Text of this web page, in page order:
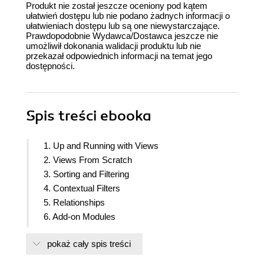
Produkt nie został jeszcze oceniony pod kątem
ułatwień dostępu lub nie podano żadnych informacji o
ułatwieniach dostępu lub są one niewystarczające.
Prawdopodobnie Wydawca/Dostawca jeszcze nie
umożliwił dokonania walidacji produktu lub nie
przekazał odpowiednich informacji na temat jego
dostępności.
Spis treści ebooka
1. Up and Running with Views
2. Views From Scratch
3. Sorting and Filtering
4. Contextual Filters
5. Relationships
6. Add-on Modules
8. Customizing Views
pokaż cały spis treści